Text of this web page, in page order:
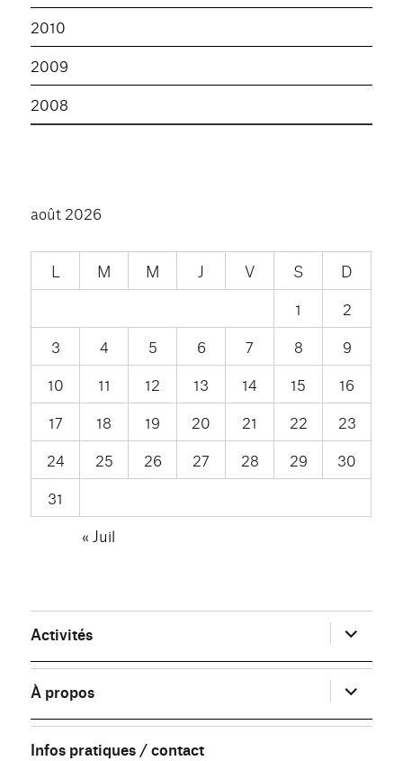
2010
2009
2008
août 2026
L M M J V S
D
1
2
3
4 5 6 7 8
9
10
11 12 13 14 15
16
17
18 19 20 21 22
23
24
25 26 27 28 29
30
31
« Juil
Activités ouvrir
le
sous-
menu
À propos
ouvrir
le
sous-
menu
Infos pratiques / contact